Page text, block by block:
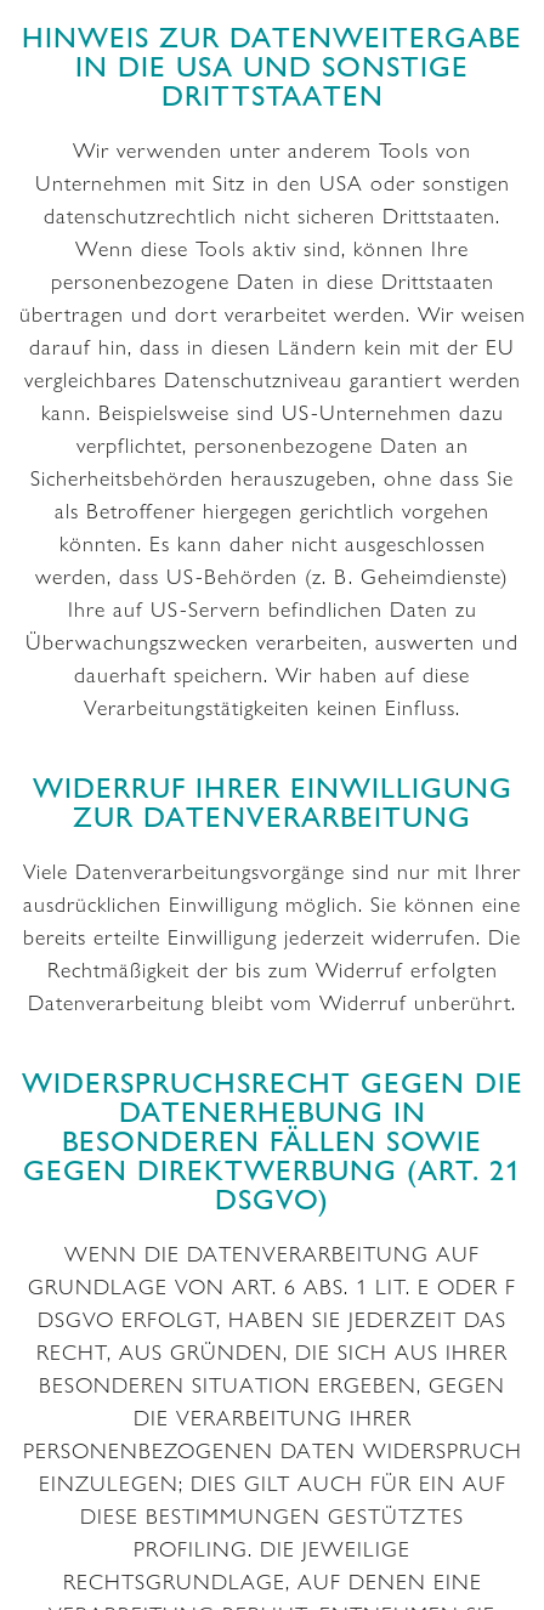
HINWEIS ZUR DATENWEITERGABE
IN DIE USA UND SONSTIGE
DRITTSTAATEN
Wir verwenden unter anderem Tools von
Unternehmen mit Sitz in den USA oder sonstigen
datenschutzrechtlich nicht sicheren Drittstaaten.
Wenn diese Tools aktiv sind, können Ihre
personenbezogene Daten in diese Drittstaaten
übertragen und dort verarbeitet werden. Wir weisen
darauf hin, dass in diesen Ländern kein mit der EU
vergleichbares Datenschutzniveau garantiert werden
kann. Beispielsweise sind US-Unternehmen dazu
verpflichtet, personenbezogene Daten an
Sicherheitsbehörden herauszugeben, ohne dass Sie
als Betroffener hiergegen gerichtlich vorgehen
könnten. Es kann daher nicht ausgeschlossen
werden, dass US-Behörden (z. B. Geheimdienste)
Ihre auf US-Servern befindlichen Daten zu
Überwachungszwecken verarbeiten, auswerten und
dauerhaft speichern. Wir haben auf diese
Verarbeitungstätigkeiten keinen Einfluss.
WIDERRUF IHRER EINWILLIGUNG
ZUR DATENVERARBEITUNG
Viele Datenverarbeitungsvorgänge sind nur mit Ihrer
ausdrücklichen Einwilligung möglich. Sie können eine
bereits erteilte Einwilligung jederzeit widerrufen. Die
Rechtmäßigkeit der bis zum Widerruf erfolgten
Datenverarbeitung bleibt vom Widerruf unberührt.
WIDERSPRUCHSRECHT GEGEN DIE
DATENERHEBUNG IN
BESONDEREN FÄLLEN SOWIE
GEGEN DIREKTWERBUNG (ART. 21
DSGVO)
WENN DIE DATENVERARBEITUNG AUF
GRUNDLAGE VON ART. 6 ABS. 1 LIT. E ODER F
DSGVO ERFOLGT, HABEN SIE JEDERZEIT DAS
RECHT, AUS GRÜNDEN, DIE SICH AUS IHRER
BESONDEREN SITUATION ERGEBEN, GEGEN
DIE VERARBEITUNG IHRER
PERSONENBEZOGENEN DATEN WIDERSPRUCH
EINZULEGEN; DIES GILT AUCH FÜR EIN AUF
DIESE BESTIMMUNGEN GESTÜTZTES
PROFILING. DIE JEWEILIGE
RECHTSGRUNDLAGE, AUF DENEN EINE